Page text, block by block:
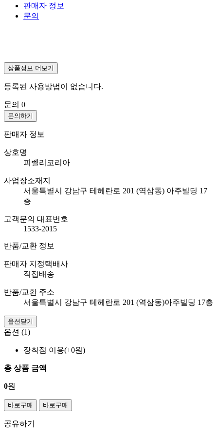
판매자 정보
문의
상품정보 더보기
등록된 사용방법이 없습니다.
문의 0
문의하기
판매자 정보
상호명
피렐리코리아
사업장소재지
서울특별시 강남구 테헤란로 201 (역삼동) 아주빌딩 17
층
고객문의 대표번호
1533-2015
반품/교환 정보
판매자 지정택배사
직접배송
반품/교환 주소
서울특별시 강남구 테헤란로 201 (역삼동)아주빌딩 17층
옵션닫기
옵션 (1)
장착점 이용(+0원)
총 상품 금액
0원
바로구매 바로구매
공유하기